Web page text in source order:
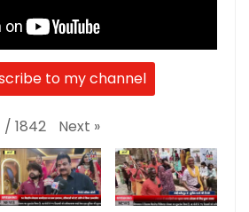
to my channel
/ 1842 Next »